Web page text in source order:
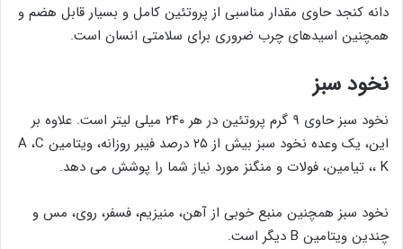
دانه کنجد حاوی مقدار مناسبی از پروتئین کامل و بسیار قابل هضم و
همچنین اسیدهای چرب ضروری برای سلامتی انسان است.
نخود سبز
نخود سبز حاوی ۹ گرم پروتئین در هر ۲۴۰ میلی لیتر است. علاوه بر
این، یک وعده نخود سبز بیش از ۲۵ درصد فیبر روزانه، ویتامین A ،C
، K، تیامین، فولات و منگنز مورد نیاز شما را پوشش می دهد.
نخود سبز همچنین منبع خوبی از آهن، منیزیم، فسفر، روی، مس و
چندین ویتامین B دیگر است.